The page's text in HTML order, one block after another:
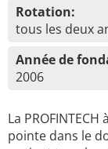
Rotation:
tous les deux
Année de
2006
La
pointe dans le